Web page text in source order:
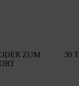
ZUM
30